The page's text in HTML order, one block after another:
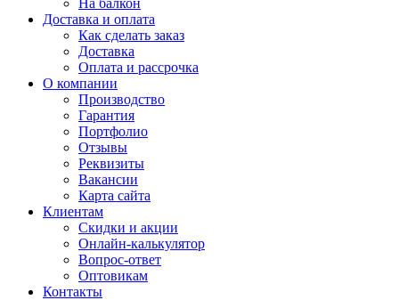
На балкон
Доставка и оплата
Как сделать заказ
Доставка
Оплата и рассрочка
О компании
Производство
Гарантия
Портфолио
Отзывы
Реквизиты
Вакансии
Карта сайта
Клиентам
Скидки и акции
Онлайн-калькулятор
Вопрос-ответ
Оптовикам
Контакты